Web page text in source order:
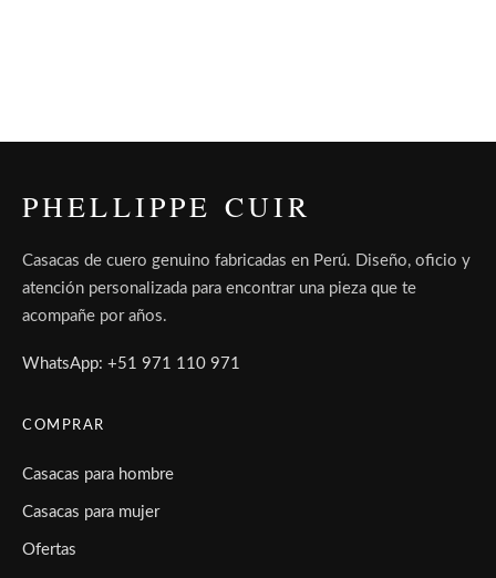
PHELLIPPE CUIR
Casacas de cuero genuino fabricadas en Perú. Diseño, oficio y
atención personalizada para encontrar una pieza que te
acompañe por años.
WhatsApp: +51 971 110 971
COMPRAR
Casacas para hombre
Casacas para mujer
Ofertas